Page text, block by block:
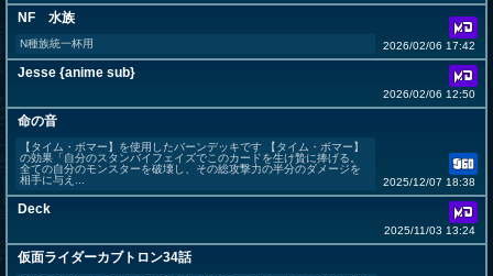
NF 水族
N種族統一杯用 2026/02/06 17:42
Jesse {anime sub}
2026/02/06 12:50
命の音
【タイム・ボマー】を使用したバーンデッキです 【タイム・ボマー】
の効果「自分のスタンバイフェイズでこのカードを生け贄に捧げる。
全ての自分のモンスターを破壊し、その総攻撃力の半分のダメージを
相手に与え...
2025/12/07 18:38
Deck
2025/11/03 13:24
仮面ライダーカブトロン34話